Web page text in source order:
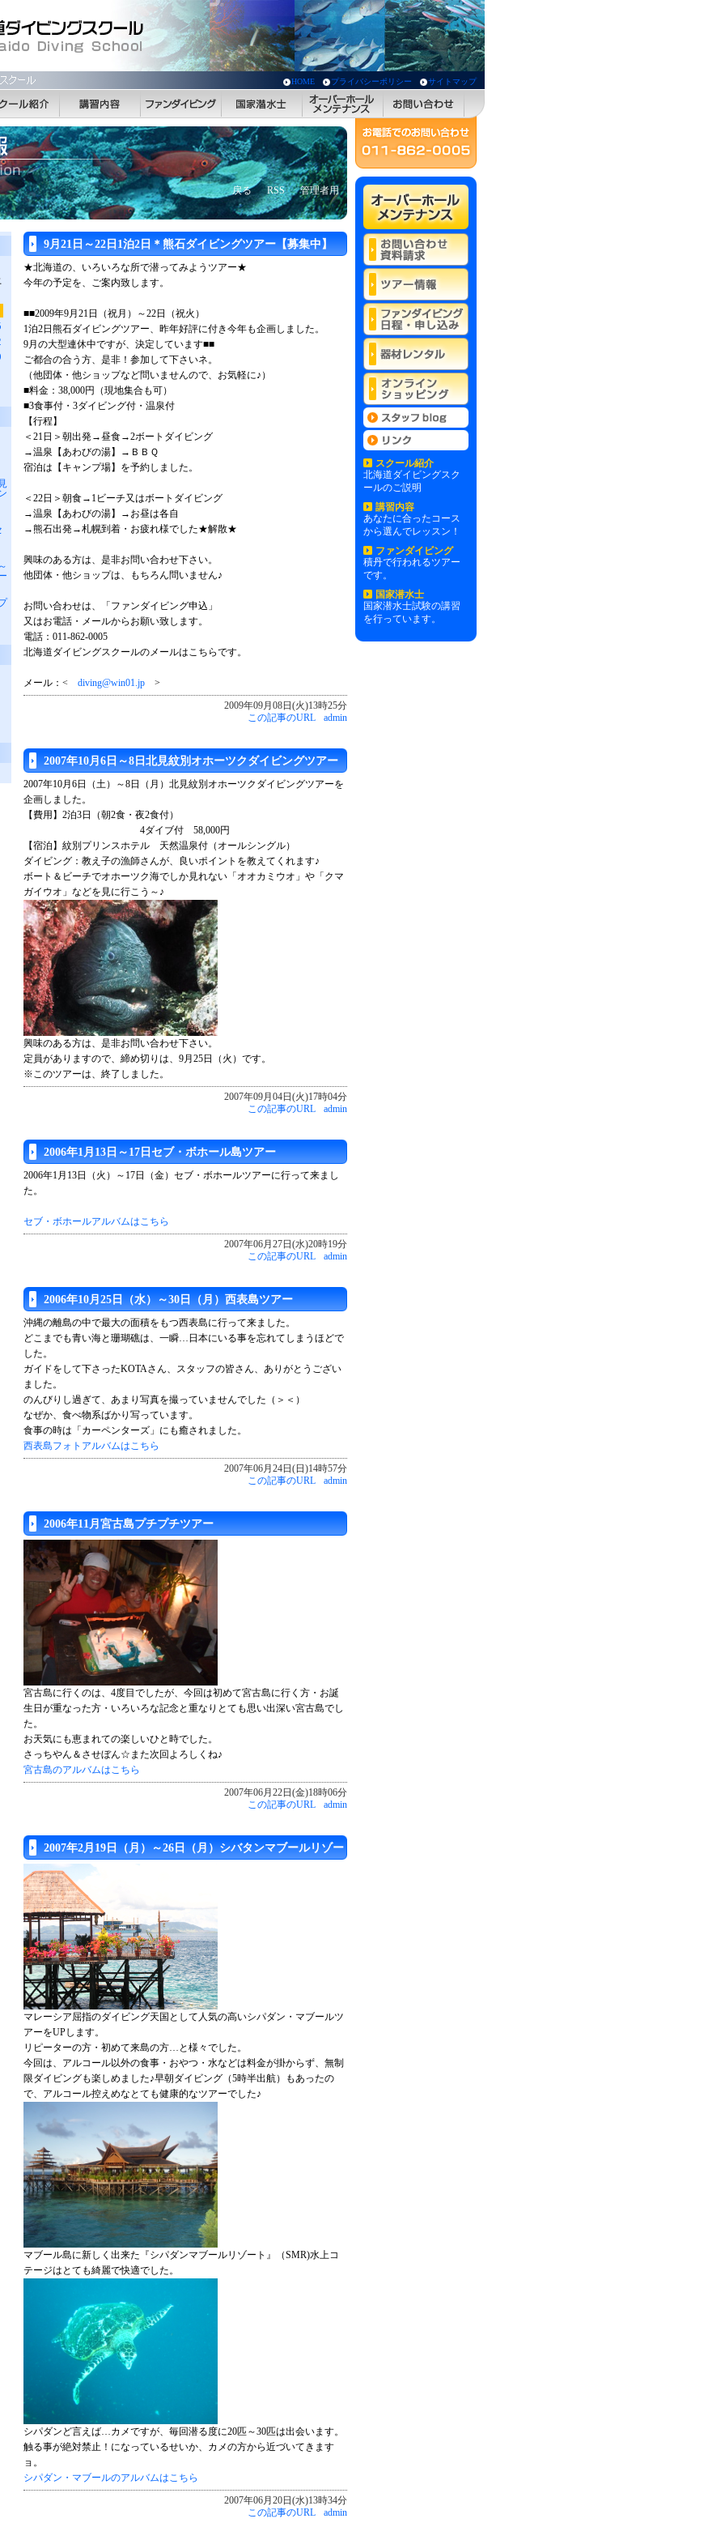
サイトマップ
プライバシーポリシー
HOME
戻る RSS 管理者用
9月21日～22日1泊2日＊熊石ダイビングツアー【募集中】
★北海道の、いろいろな所で潜ってみようツアー★
今年の予定を、ご案内致します。
■■2009年9月21日（祝月）～22日（祝火）
1泊2日熊石ダイビングツアー、昨年好評に付き今年も企画しました。
9月の大型連休中ですが、決定しています■■
ご都合の合う方、是非！参加して下さいネ。
（他団体・他ショップなど問いませんので、お気軽に♪）
■料金：38,000円（現地集合も可）
■3食事付・3ダイビング付・温泉付
【行程】
＜21日＞朝出発→昼食→2ボートダイビング
→温泉【あわびの湯】→ＢＢＱ
宿泊は【キャンプ場】を予約しました。
＜22日＞朝食→1ビーチ又はボートダイビング
→温泉【あわびの湯】→お昼は各自
→熊石出発→札幌到着・お疲れ様でした★解散★
興味のある方は、是非お問い合わせ下さい。
他団体・他ショップは、もちろん問いません♪
お問い合わせは、「ファンダイビング申込」
又はお電話・メールからお願い致します。
電話：011-862-0005
北海道ダイビングスクールのメールはこちらです。
メール：< diving@win01.jp >
2009年09月08日(火)13時25分
この記事のURL
admin
2007年10月6日～8日北見紋別オホーツクダイビングツアー
2007年10月6日（土）～8日（月）北見紋別オホーツクダイビングツアーを
企画しました。
【費用】2泊3日（朝2食・夜2食付）
4ダイブ付 58,000円
【宿泊】紋別プリンスホテル 天然温泉付（オールシングル）
ダイビング：教え子の漁師さんが、良いポイントを教えてくれます♪
ボート＆ビーチでオホーツク海でしか見れない「オオカミウオ」や「クマ
ガイウオ」などを見に行こう～♪
興味のある方は、是非お問い合わせ下さい。
定員がありますので、締め切りは、9月25日（火）です。
※このツアーは、終了しました。
2007年09月04日(火)17時04分
この記事のURL
admin
2006年1月13日～17日セブ・ボホール島ツアー
2006年1月13日（火）～17日（金）セブ・ボホールツアーに行って来まし
た。
セブ・ボホールアルバムはこちら
2007年06月27日(水)20時19分
この記事のURL
admin
2006年10月25日（水）～30日（月）西表島ツアー
沖縄の離島の中で最大の面積をもつ西表島に行って来ました。
どこまでも青い海と珊瑚礁は、一瞬…日本にいる事を忘れてしまうほどで
した。
ガイドをして下さったKOTAさん、スタッフの皆さん、ありがとうござい
ました。
のんびりし過ぎて、あまり写真を撮っていませんでした（＞＜）
なぜか、食べ物系ばかり写っています。
食事の時は「カーペンターズ」にも癒されました。
西表島フォトアルバムはこちら
2007年06月24日(日)14時57分
この記事のURL
admin
2006年11月宮古島プチプチツアー
宮古島に行くのは、4度目でしたが、今回は初めて宮古島に行く方・お誕
生日が重なった方・いろいろな記念と重なりとても思い出深い宮古島でし
た。
お天気にも恵まれての楽しいひと時でした。
さっちやん＆させぼん☆また次回よろしくね♪
宮古島のアルバムはこちら
2007年06月22日(金)18時06分
この記事のURL
admin
2007年2月19日（月）～26日（月）シバタンマブールリゾート
マレーシア屈指のダイビング天国として人気の高いシパダン・マブールツ
アーをUPします。
リピーターの方・初めて来島の方…と様々でした。
今回は、アルコール以外の食事・おやつ・水などは料金が掛からず、無制
限ダイビングも楽しめました♪早朝ダイビング（5時半出航）もあったの
で、アルコール控えめなとても健康的なツアーでした♪
マブール島に新しく出来た『シパダンマブールリゾート』（SMR)水上コ
テージはとても綺麗で快適でした。
シパダンど言えば…カメですが、毎回潜る度に20匹～30匹は出会います。
触る事が絶対禁止！になっているせいか、カメの方から近づいてきます
ョ。
シパダン・マブールのアルバムはこちら
2007年06月20日(水)13時34分
この記事のURL
admin
スクール紹介
北海道ダイビングスク
ールのご説明
講習内容
あなたに合ったコース
から選んでレッスン！
ファンダイビング
積丹で行われるツアー
です。
国家潜水士
国家潜水士試験の講習
を行っています。